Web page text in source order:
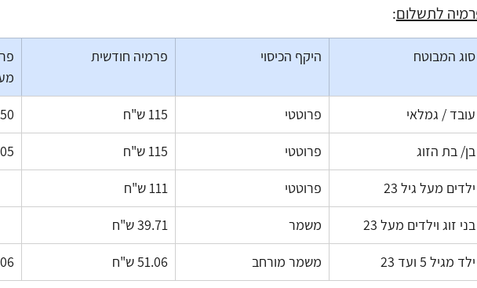
לתשלום:
סוג המבוטח היקף הכיסוי פרמיה חודשית
עובד / גמלאי פרוטטי 115 ש"ח 50 ש"ח
בן/ בת הזוג פרוטטי 115 ש"ח 105
ילדים מעל גיל 23 פרוטטי 111 ש"ח
בני זוג וילדים מעל 23 משמר 39.71 ש"ח
ילד מגיל 5 ועד 23 משמר מורחב 51.06 ש"ח